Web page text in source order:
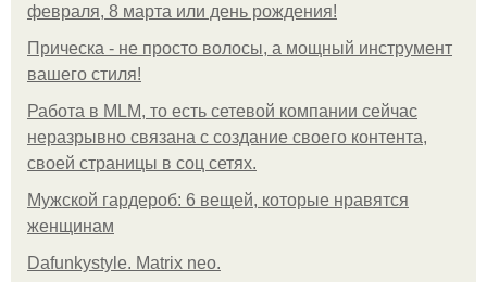
февраля, 8 марта или день рождения!
Прическа - не просто волосы, а мощный инструмент
вашего стиля!
Работа в MLM, то есть сетевой компании сейчас
неразрывно связана с создание своего контента,
своей страницы в соц сетях.
Мужской гардероб: 6 вещей, которые нравятся
женщинам
Dafunkystyle. Matrix neo.